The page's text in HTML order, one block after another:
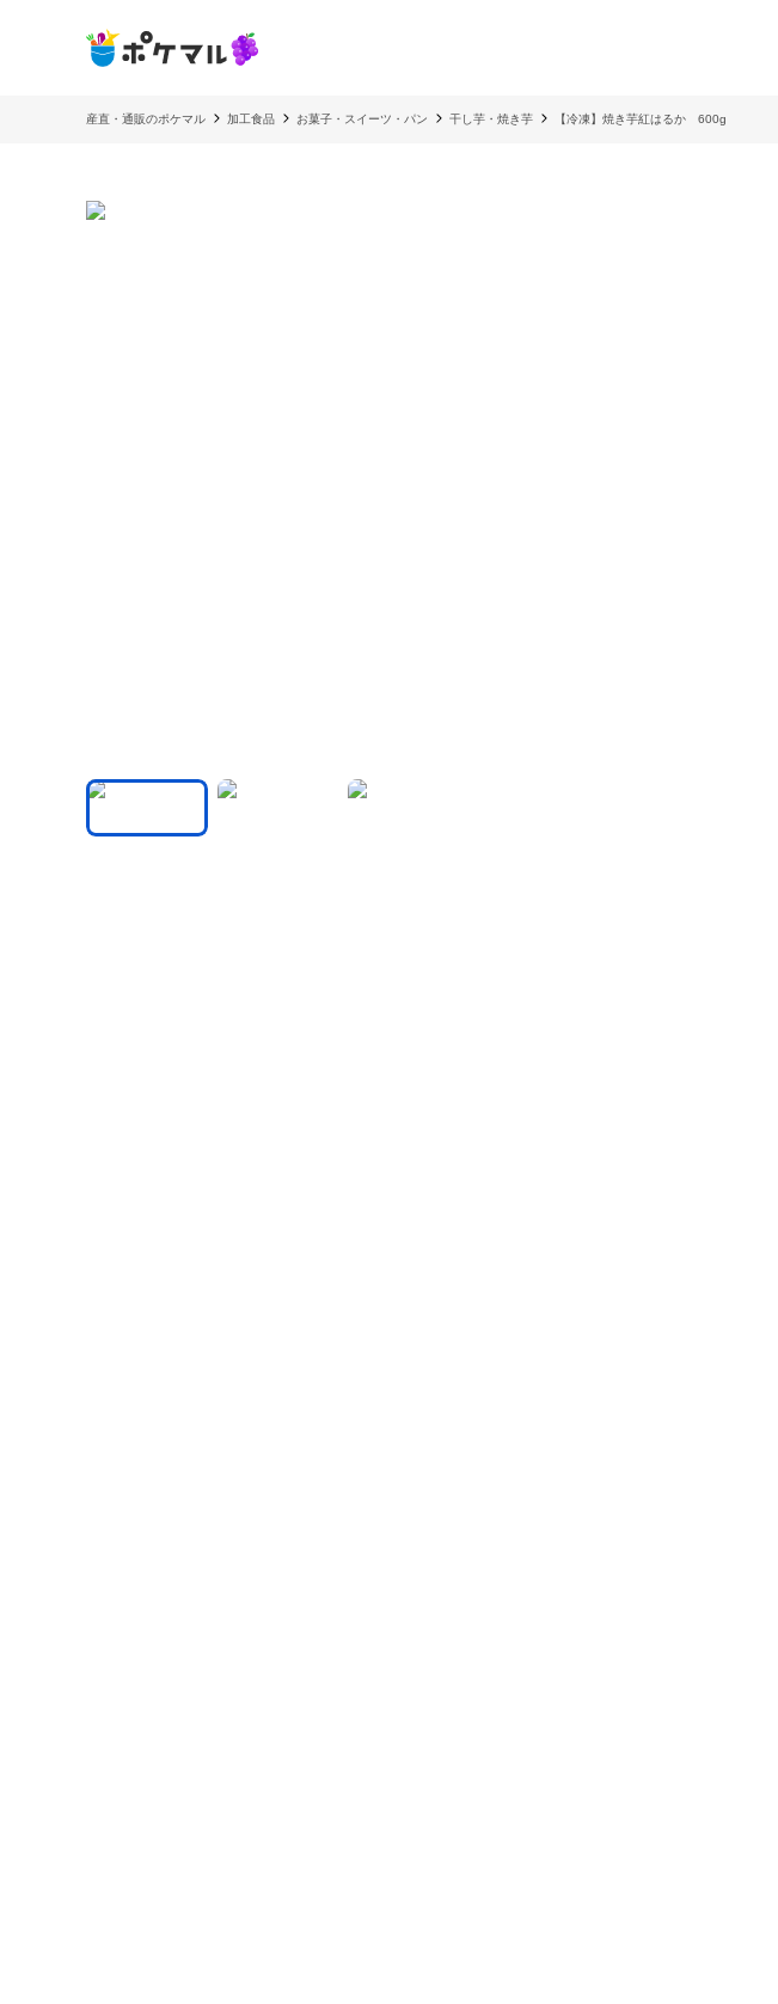
産直・通販のポケマル 加工食品 お菓子・スイーツ・パン 干し芋・焼き芋 【冷凍】焼き芋紅はるか 600g